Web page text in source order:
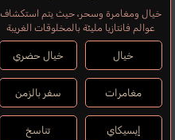
خيال ومغامرة وسحر، حيث يتم استكشاف
عوالم فانتازيا مليئة بالمخلوقات الغريبة
خيال خيال حضري
مغامرات سفر بالزمن
إيسيكاي تناسخ